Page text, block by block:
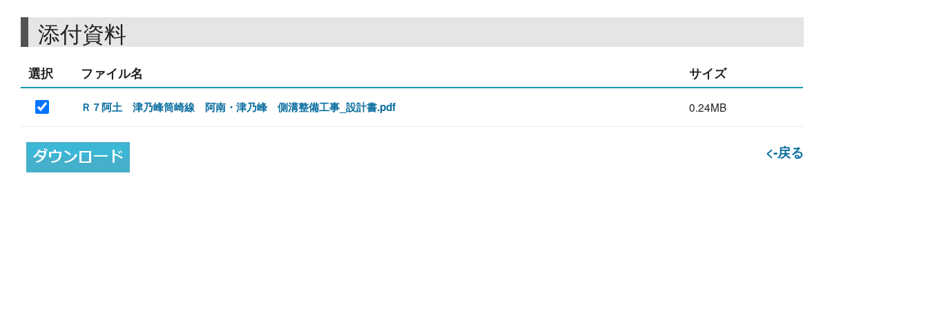
添付資料
選択 ファイル名 サイズ
Ｒ７阿土 津乃峰筒崎線 阿南・津乃峰 側溝整備工事_設計書.pdf 0.24MB
<-戻る